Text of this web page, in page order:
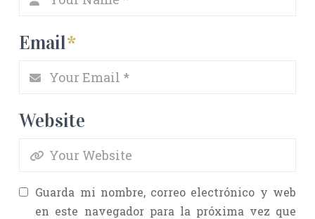
Email*
Website
Guarda mi nombre, correo electrónico y web
en este navegador para la próxima vez que